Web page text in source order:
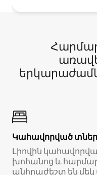
Կահավորված
Լիովին
խոհանոց և
անհրաժեշտ են մեկ